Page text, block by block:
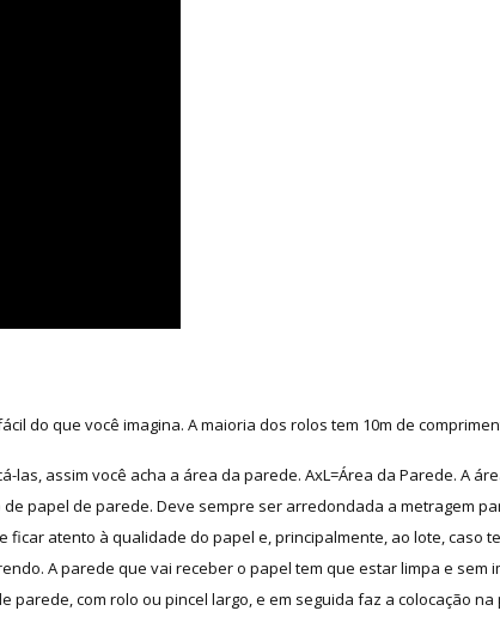
do que você imagina. A maioria dos rolos tem 10m de
las, assim você acha a área da parede. AxL=Área da Parede. A
papel de parede. Deve sempre ser arredondada a metragem
atento à qualidade do papel e, principalmente, ao lote, caso
A parede que vai receber o papel tem que estar limpa e
com rolo ou pincel largo, e em seguida faz a colocação na